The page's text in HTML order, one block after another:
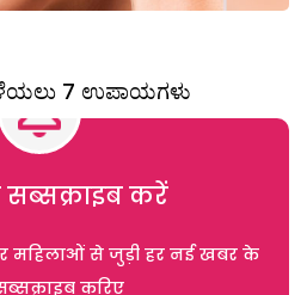
7 ಉಪಾಯಗಳು
सब्सक्राइब करें
महिलाओं से जुड़ी हर नई खबर के
करिए